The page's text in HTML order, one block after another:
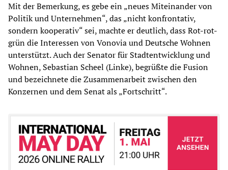
Mit der Bemerkung, es gebe ein „neues Miteinander von
Politik und Unternehmen“, das „nicht konfrontativ,
sondern kooperativ“ sei, machte er deutlich, dass Rot-rot-
grün die Interessen von Vonovia und Deutsche Wohnen
unterstützt. Auch der Senator für Stadtentwicklung und
Wohnen, Sebastian Scheel (Linke), begrüßte die Fusion
und bezeichnete die Zusammenarbeit zwischen den
Konzernen und dem Senat als „Fortschritt“.